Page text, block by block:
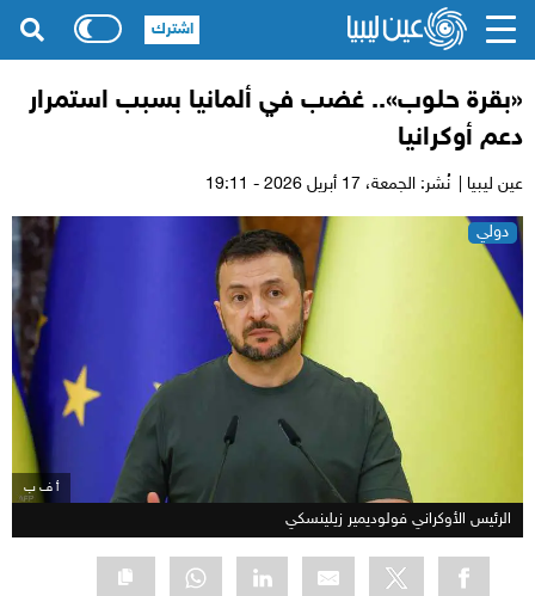
«بقرة حلوب».. غضب في ألمانيا بسبب استمرار
دعم أوكرانيا
عين ليبيا | نُشر: الجمعة،
دولي
أ ف ب
الرئيس الأوكراني فولوديمير زيلينسكي
اشترك